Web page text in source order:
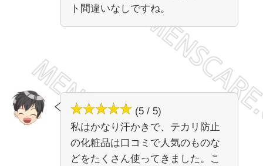
ト間違いなしですね。
(5 / 5)
私はかなり汗かきで、テカリ防止
の化粧品は口コミで人気のものな
どをたくさん使ってきました。こ